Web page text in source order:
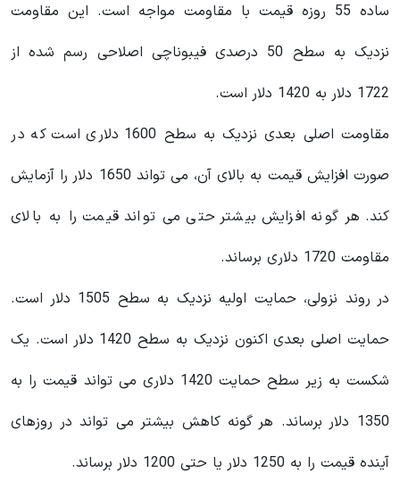
ساده 55 روزه قیمت با مقاومت مواجه است. این مقاومت
نزدیک به سطح 50 درصدی فیبوناچی اصلاحی رسم شده از
1722 دلار به 1420 دلار است.
مقاومت اصلی بعدی نزدیک به سطح 1600 دلاری است که در
صورت افزایش قیمت به بالای آن، می تواند 1650 دلار را آزمایش
کند. هر گونه افزایش بیشتر حتی می تواند قیمت را به بالای
مقاومت 1720 دلاری برساند.
در روند نزولی، حمایت اولیه نزدیک به سطح 1505 دلار است.
حمایت اصلی بعدی اکنون نزدیک به سطح 1420 دلار است. یک
شکست به زیر سطح حمایت 1420 دلاری می تواند قیمت را به
1350 دلار برساند. هر گونه کاهش بیشتر می تواند در روزهای
آینده قیمت را به 1250 دلار یا حتی 1200 دلار برساند.